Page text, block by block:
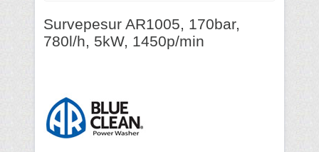
Survepesur AR1005, 170bar,
780l/h, 5kW, 1450p/min